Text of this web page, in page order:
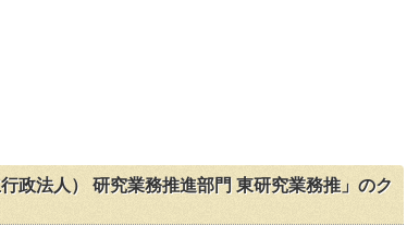
政法人） 研究業務推進部門 東研究業務推」のク